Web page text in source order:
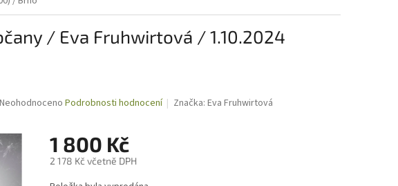
/ Eva Fruhwirtová / 1.10.2024
Průměrné
Neohodnoceno Podrobnosti hodnocení Značka:Eva Fruhwirtová
1 800 Kč
2 178 Kč včetně DPH
Měrná